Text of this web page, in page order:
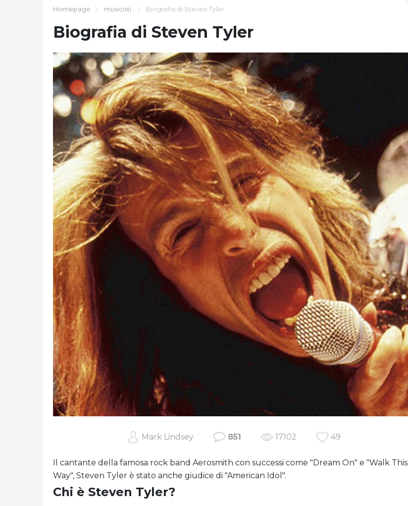
Homepage musicisti Biografia di Steven Tyler
Biografia di Steven Tyler
Mark Lindsey 851 17102 49
Il cantante della famosa rock band Aerosmith con successi come "Dream On" e "Walk This
Way", Steven Tyler è stato anche giudice di "American Idol".
Chi è Steven Tyler?